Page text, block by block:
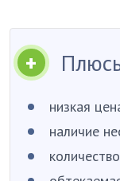
низкая
наличие